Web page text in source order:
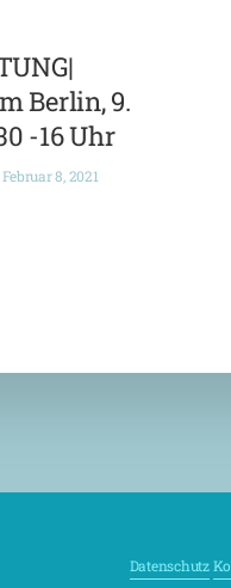
Berlin, 9.
-16 Uhr
Februar 8, 2021
Datenschutz